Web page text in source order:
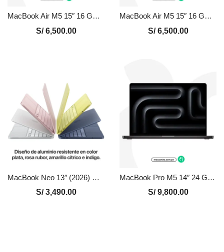
MacBook Air M5 15″ 16 GB – 512 GB Nuevo en Perú | Medianoche, Precio y Garantía
S/6,500.00
MacBook Air M5 15″ 16 GB – 512 GB Nuevo en Perú | Plata, Precio y Garantía
S/6,500.00
MacBook Neo 13″ (2026) Chip A18 Pro 8GB 256GB
S/3,490.00
MacBook Pro M5 14″ 24 GB – 1 TB Nuevo en Perú | Negro, Precio y Garantía
S/9,800.00